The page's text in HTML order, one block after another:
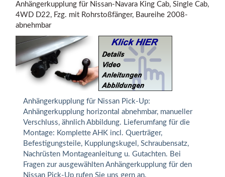
Anhängerkupplung für Nissan-Navara King Cab, Single Cab,
4WD D22, Fzg. mit Rohrstoßfänger, Baureihe 2008-
abnehmbar
Anhängerkupplung für Nissan Pick-Up:
Anhängerkupplung horizontal abnehmbar, manueller
Verschluss, ähnlich Abbildung. Lieferumfang für die
Montage: Komplette AHK incl. Querträger,
Befestigungsteile, Kupplungskugel, Schraubensatz,
Nachrüsten Montageanleitung u. Gutachten. Bei
Fragen zur ausgewählten Anhängerkupplung für den
Nissan Pick-Up rufen Sie uns gern an.